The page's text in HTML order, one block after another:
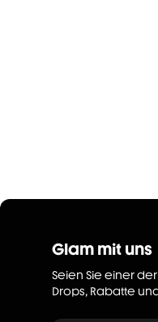
Glam mit uns
Seien Sie einer
Drops, Rabatte